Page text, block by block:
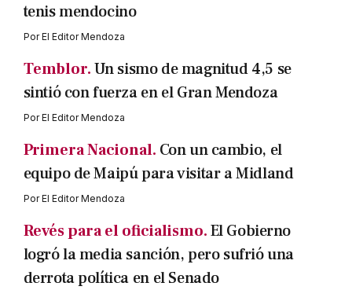
tenis mendocino
PorEl Editor Mendoza
Temblor.Un sismo de magnitud 4,5 se
sintió con fuerza en el Gran Mendoza
PorEl Editor Mendoza
Primera Nacional. Con un cambio, el
equipo de Maipú para visitar a Midland
PorEl Editor Mendoza
Revés para el oficialismo.El Gobierno
logró la media sanción, pero sufrió una
derrota política en el Senado